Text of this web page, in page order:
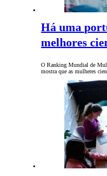
Há uma
melhores
O Ranking Mundial de
mostra que as mulheres